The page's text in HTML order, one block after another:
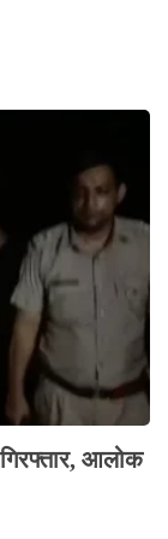
आलोक